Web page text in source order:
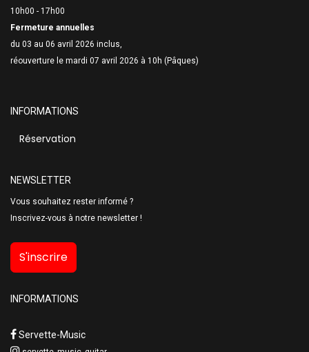
10h00 - 17h00
Fermeture annuelles
du 03 au 06 avril 2026 inclus,
réouverture le mardi 07 avril 2026 à 10h (Pâques)
INFORMATIONS
Réservation
NEWSLETTER
Vous souhaitez rester informé ?
Inscrivez-vous à notre newsletter !
S'inscrire
INFORMATIONS
Servette-Music